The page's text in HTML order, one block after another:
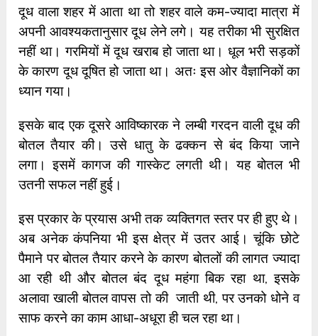
दूध वाला शहर में आता था तो शहर वाले कम-ज्यादा मात्रा में
अपनी आवश्यकतानुसार दूध लेने लगे। यह तरीका भी सुरक्षित
नहीं था। गरमियों में दूध खराब हो जाता था। धूल भरी सड़कों
के कारण दूध दूषित हो जाता था। अतः इस ओर वैज्ञानिकों का
ध्यान गया।
इसके बाद एक दूसरे आविष्कारक ने लम्बी गरदन वाली दूध की
बोतल तैयार की। उसे धातु के ढक्कन से बंद किया जाने
लगा। इसमें कागज की गास्केट लगती थी। यह बोतल भी
उतनी सफल नहीं हुई।
इस प्रकार के प्रयास अभी तक व्यक्तिगत स्तर पर ही हुए थे।
अब अनेक कंपनिया भी इस क्षेत्र में उतर आई। चूंकि छोटे
पैमाने पर बोतल तैयार करने के कारण बोतलों की लागत ज्यादा
आ रही थी और बोतल बंद दूध महंगा बिक रहा था, इसके
अलावा खाली बोतल वापस तो की जाती थी, पर उनको धोने व
साफ करने का काम आधा-अधूरा ही चल रहा था।